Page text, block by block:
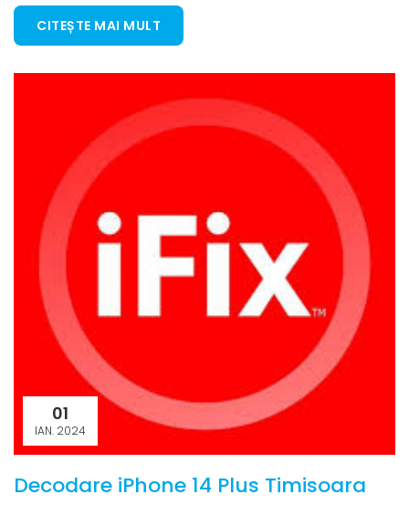
CITEȘTE MAI MULT
01
IAN. 2024
Decodare iPhone 14 Plus Timisoara